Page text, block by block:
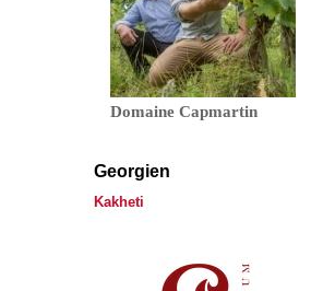
Domaine Capmartin
Georgien
Kakheti